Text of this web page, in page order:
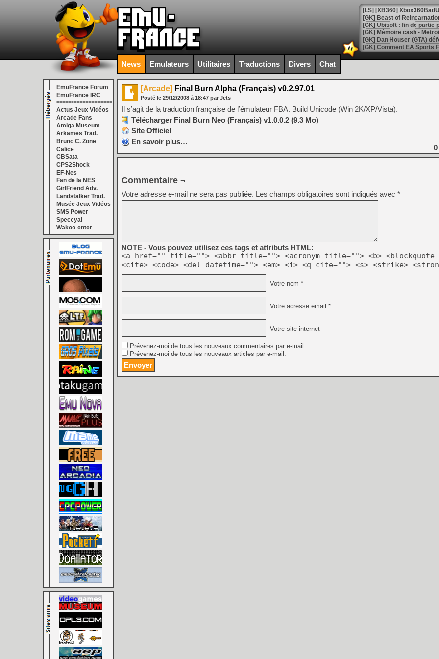
[GK] Beast of
[GK] Ubisoft : fin de partie
[GK] Mémoire cash -
[GK] Dan Houser (GTA)
[GK] Comment EA Sports
[GK] Crimson Moon : un
[GK] Isle of Reveries : le
[GK] Moonlighter 2 : The
[GK] Capcom relance
[Mo5] Deux inédits du
[GK] Le beat'em up The
[GK] Endless Legend 2 :
[LS] [PS5] Le WebKit
[GK] Oubliez Crazy Taxi,
[LS] [Switch] NSZ 5.0.0
[GK] No More Room in
[GK] Un chatbot Atelier
[GK] Mémoire cash -
[GK] Nvidia : le prix des
[GK] Suikoden Star Leap :
[Mo5] La mini borne
[GK] Atari renoue avec les
[GK] Le studio de FIFA
[GK] La PlayStation 1 en
[GK] Dawn of War 4 : les
[GK] CloverPit : l'héritier
[GK] Stellar Blade : Blood
[GK] Palworld Online est
[GK] Wuchang 2 : le
[GK] Minecraft et ses «
News Emulateurs Utilitaires Traductions Divers Chat
EmuFrance Forum
EmuFrance IRC
===================
Actus Jeux Vidéos
Arcade Fans
Amiga Museum
Arkames Trad.
Bruno C. Zone
Calice
CBSata
CPS2Shock
EF-Nes
Fan de la NES
GirlFriend Adv.
Landstalker Trad.
Musée Jeux Vidéos
SMS Power
Speccyal
Wakoo-enter
[Arcade] Final Burn Alpha (Français) v0.2.97.01
Posté le 29/12/2008 à 18:47 par Jets
Il s’agit de la traduction française de l’émulateur FBA. Build Unicode (Win 2K/XP/Vista).
Télécharger Final Burn Neo (Français) v1.0.0.2 (9.3 Mo)
Site Officiel
En savoir plus…
0
Commentaire ¬
Votre adresse e-mail ne sera pas publiée. Les champs obligatoires sont indiqués avec *
NOTE - Vous pouvez utilisez ces tags et attributs HTML:
<a href="" title=""> <abbr title=""> <acronym title=""> <b> <blockquote
<cite> <code> <del datetime=""> <em> <i> <q cite=""> <s> <strike>
Votre nom *
Votre adresse email *
Votre site internet
Prévenez-moi de tous les nouveaux commentaires par e-mail.
Prévenez-moi de tous les nouveaux articles par e-mail.